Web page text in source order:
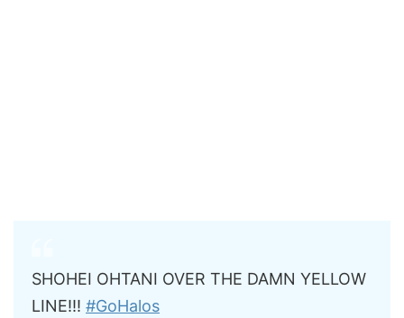
SHOHEI OHTANI OVER THE DAMN YELLOW
LINE!!! #GoHalos